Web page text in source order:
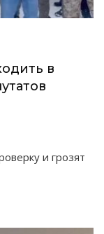
в
и грозят